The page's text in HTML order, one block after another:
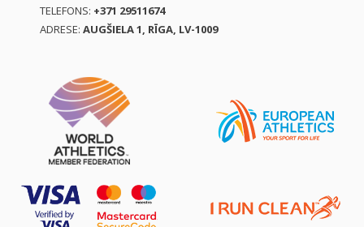
TELEFONS: +371 29511674
ADRESE: AUGŠIELA 1, RĪGA, LV-1009